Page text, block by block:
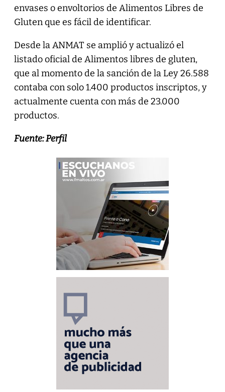
envases o envoltorios de Alimentos Libres de
Gluten que es fácil de identificar.
Desde la ANMAT se amplió y actualizó el
listado oficial de Alimentos libres de gluten,
que al momento de la sanción de la Ley 26.588
contaba con solo 1.400 productos inscriptos, y
actualmente cuenta con más de 23.000
productos.
Fuente: Perfil